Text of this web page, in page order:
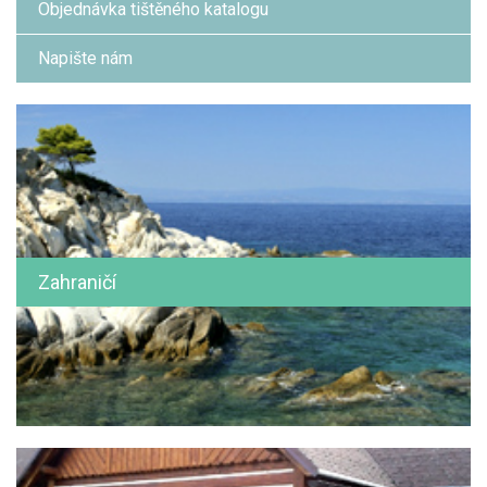
Objednávka tištěného katalogu
Napište nám
Zahraničí